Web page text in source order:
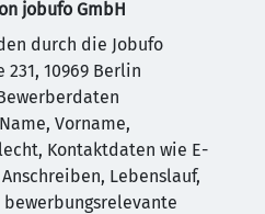
jobufo GmbH
durch die Jobufo
10969 Berlin
Vorname,
Kontaktdaten wie E-
Lebenslauf,
bewerbungsrelevante